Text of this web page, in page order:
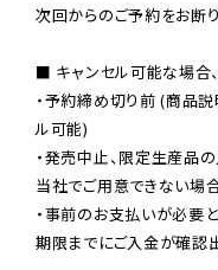
次回からのご予約をお断
■ キャンセル可能な場合
・予約締め切り前 (商品
ル可能)
・発売中止、限定生産品
当社でご用意できない場合
・事前のお支払いが必要
期限までにご入金が確認